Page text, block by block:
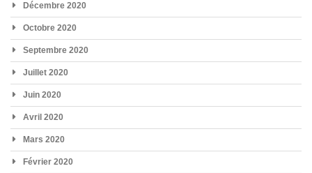
Décembre 2020
Octobre 2020
Septembre 2020
Juillet 2020
Juin 2020
Avril 2020
Mars 2020
Février 2020